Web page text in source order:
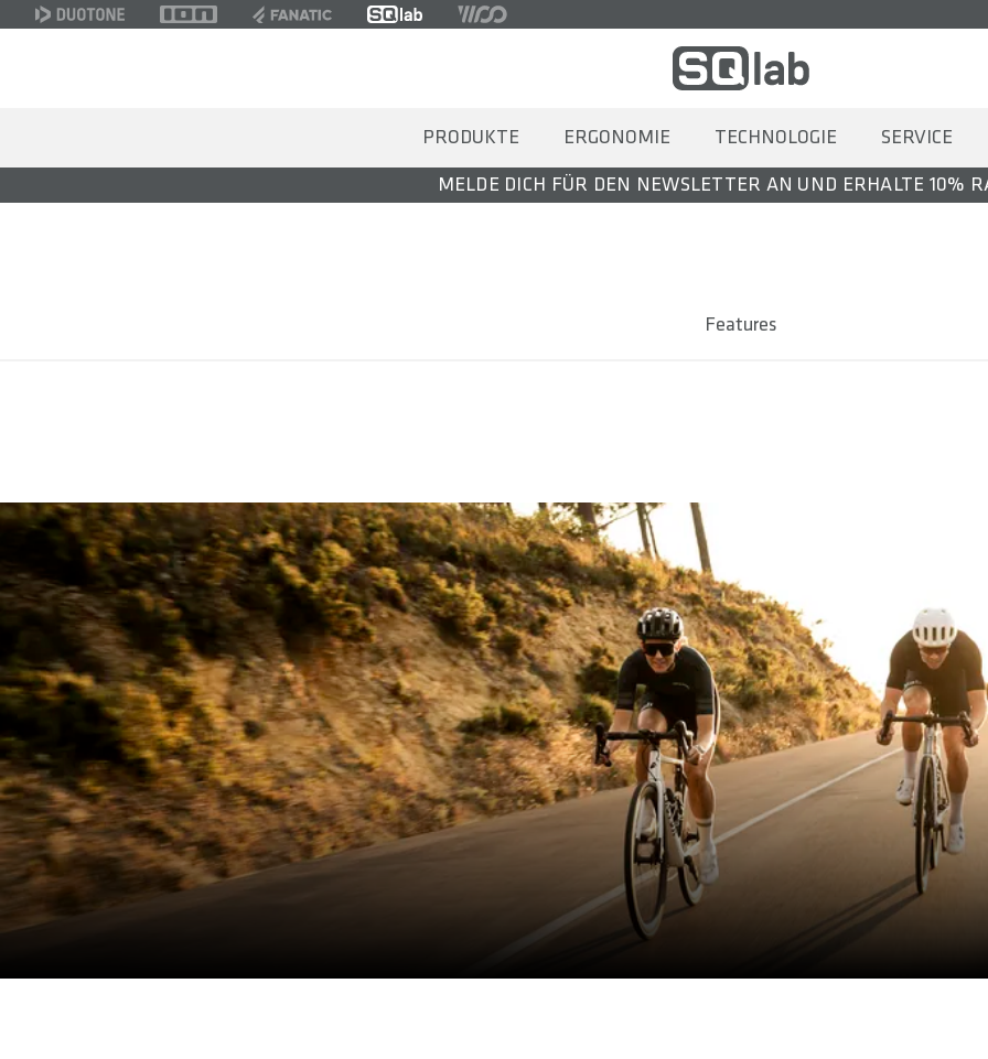
PRODUKTE ERGONOMIE TECHNOLOGIE SERVICE
MELDE DICH FÜR DEN NEWSLETTER AN UND ERHALTE 10%
Features